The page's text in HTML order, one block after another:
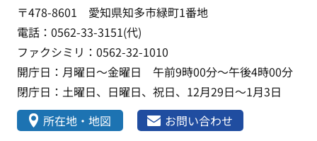
〒478-8601 愛知県知多市緑町1番地
電話：0562-33-3151(代)
ファクシミリ：0562-32-1010
開庁日：月曜日～金曜日 午前9時00分～午後4時00分
閉庁日：土曜日、日曜日、祝日、12月29日～1月3日
所在地・地図
お問い合わせ